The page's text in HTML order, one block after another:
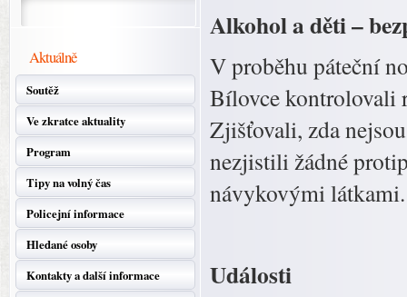
Aktuálně
Soutěž
Ve zkratce aktuality
Program
Tipy na volný čas
Policejní informace
Hledané osoby
Kontakty a další informace
Alkohol a děti –
V proběhu páteční
Bílovce kontrolovali
Zjišťovali, zda
nezjistili žádné
návykovými látkami.
Události